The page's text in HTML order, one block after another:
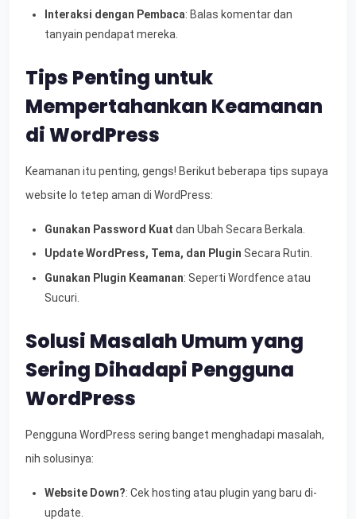
Interaksi dengan Pembaca: Balas komentar dan
tanyain pendapat mereka.
Tips Penting untuk
Mempertahankan Keamanan
di WordPress
Keamanan itu penting, gengs! Berikut beberapa tips supaya
website lo tetep aman di WordPress:
Gunakan Password Kuat dan Ubah Secara Berkala.
Update WordPress, Tema, dan Plugin Secara Rutin.
Gunakan Plugin Keamanan: Seperti Wordfence atau
Sucuri.
Solusi Masalah Umum yang
Sering Dihadapi Pengguna
WordPress
Pengguna WordPress sering banget menghadapi masalah,
nih solusinya:
Website Down?: Cek hosting atau plugin yang baru di-
update.